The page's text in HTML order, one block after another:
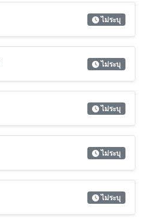
ไม่ระบุ
ไม่ระบุ
ไม่ระบุ
ไม่ระบุ
ไม่ระบุ